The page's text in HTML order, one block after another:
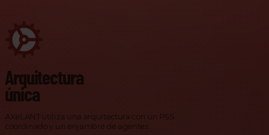
Arquitectura
única
AXeLANT utiliza una arquitectura con un PSS
coordinado y un enjambre de agentes: